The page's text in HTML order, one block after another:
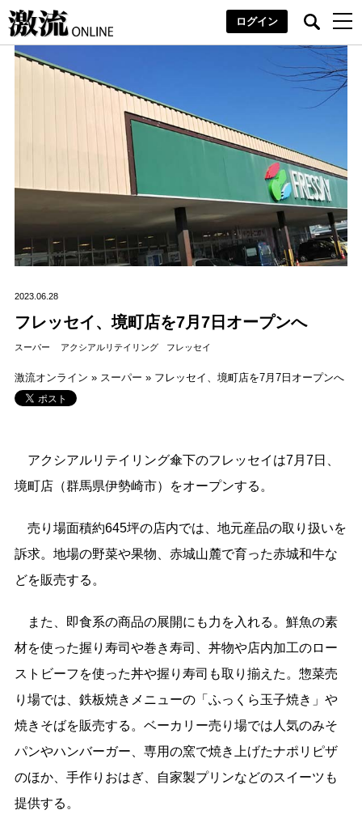
ログイン
2023.06.28
フレッセイ、境町店を7月7日オープンへ
スーパー アクシアルリテイリング フレッセイ
激流オンライン » スーパー » フレッセイ、境町店を7月7日オープンへ
アクシアルリテイリング傘下のフレッセイは7月7日、
境町店（群馬県伊勢崎市）をオープンする。
売り場面積約645坪の店内では、地元産品の取り扱いを
訴求。地場の野菜や果物、赤城山麓で育った赤城和牛な
どを販売する。
また、即食系の商品の展開にも力を入れる。鮮魚の素
材を使った握り寿司や巻き寿司、丼物や店内加工のロー
ストビーフを使った丼や握り寿司も取り揃えた。惣菜売
り場では、鉄板焼きメニューの「ふっくら玉子焼き」や
焼きそばを販売する。ベーカリー売り場では人気のみそ
パンやハンバーガー、専用の窯で焼き上げたナポリピザ
のほか、手作りおはぎ、自家製プリンなどのスイーツも
提供する。